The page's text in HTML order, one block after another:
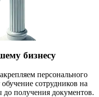
бизнесу
персонального
сотрудников на
до получения документов.